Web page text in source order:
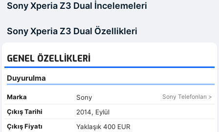
Sony Xperia Z3 Dual İncelemeleri
Sony Xperia Z3 Dual Özellikleri
GENEL ÖZELLIKLERI
Duyurulma
Marka Sony Sony Telefonları >
Çıkış Tarihi
2014, Eylül
Çıkış Fiyatı
Yaklaşık 400 EUR